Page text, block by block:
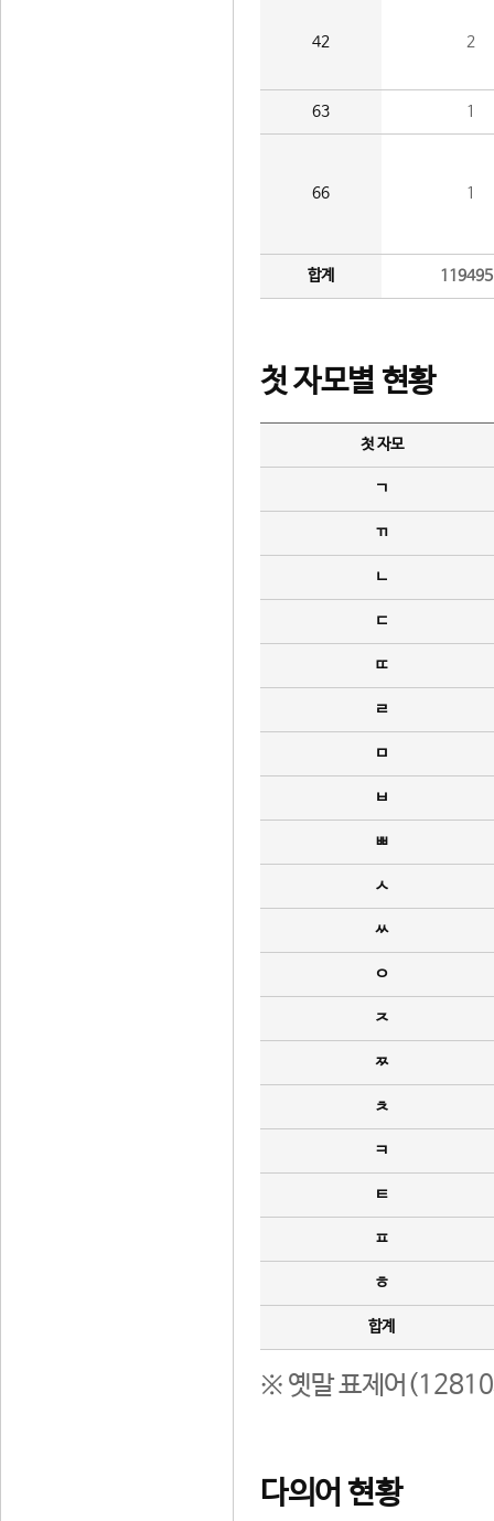
42 2
63 1
66 1
합계
첫 자모별 현황
첫 자모
ㄱ
ㄲ
ㄴ
ㄷ
ㄸ
ㄹ
ㅁ
ㅂ
ㅃ
ㅅ
ㅆ
ㅇ
ㅈ
ㅉ
ㅊ
ㅋ
ㅌ
ㅍ
ㅎ
합계
※ 옛말 표제어(12810
다의어 현황